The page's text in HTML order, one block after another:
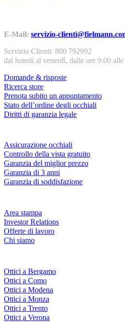
E-Mail: servizio-
Servizio Clienti: 800 792992
dal lunedì al venerdì, dalle ore 9:00
Domande & risposte
Ricerca store
Prenota subito un appuntamento
Stato dell’ordine degli occhiali
Diritti di garanzia legale
Assicurazione occhiali
Controllo della vista gratuito
Garanzia del miglior prezzo
Garanzia di 3 anni
Garanzia di soddisfazione
Area stampa
Investor Relations
Offerte di lavoro
Chi siamo
Ottici a Bergamo
Ottici a Como
Ottici a Modena
Ottici a Monza
Ottici a Trento
Ottici a Verona